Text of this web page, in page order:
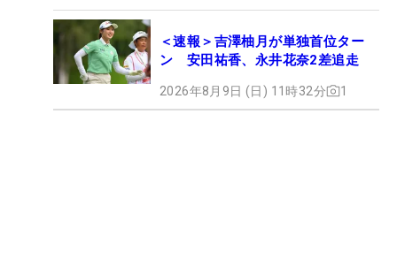
＜速報＞吉澤柚月が単独首位ター
ン 安田祐香、永井花奈2差追走
2026年8月9日 (日) 11時32分 1